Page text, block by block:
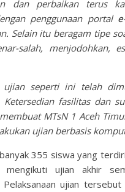
dan perbaikan terus
penggunaan portal
Selain itu beragam tipe
salah, menjodohkan,
ujian seperti ini telah
fasilitas dan
MTsN 1 Aceh
ujian berbasis
355 siswa yang
ujian akhir
ujian tersebut